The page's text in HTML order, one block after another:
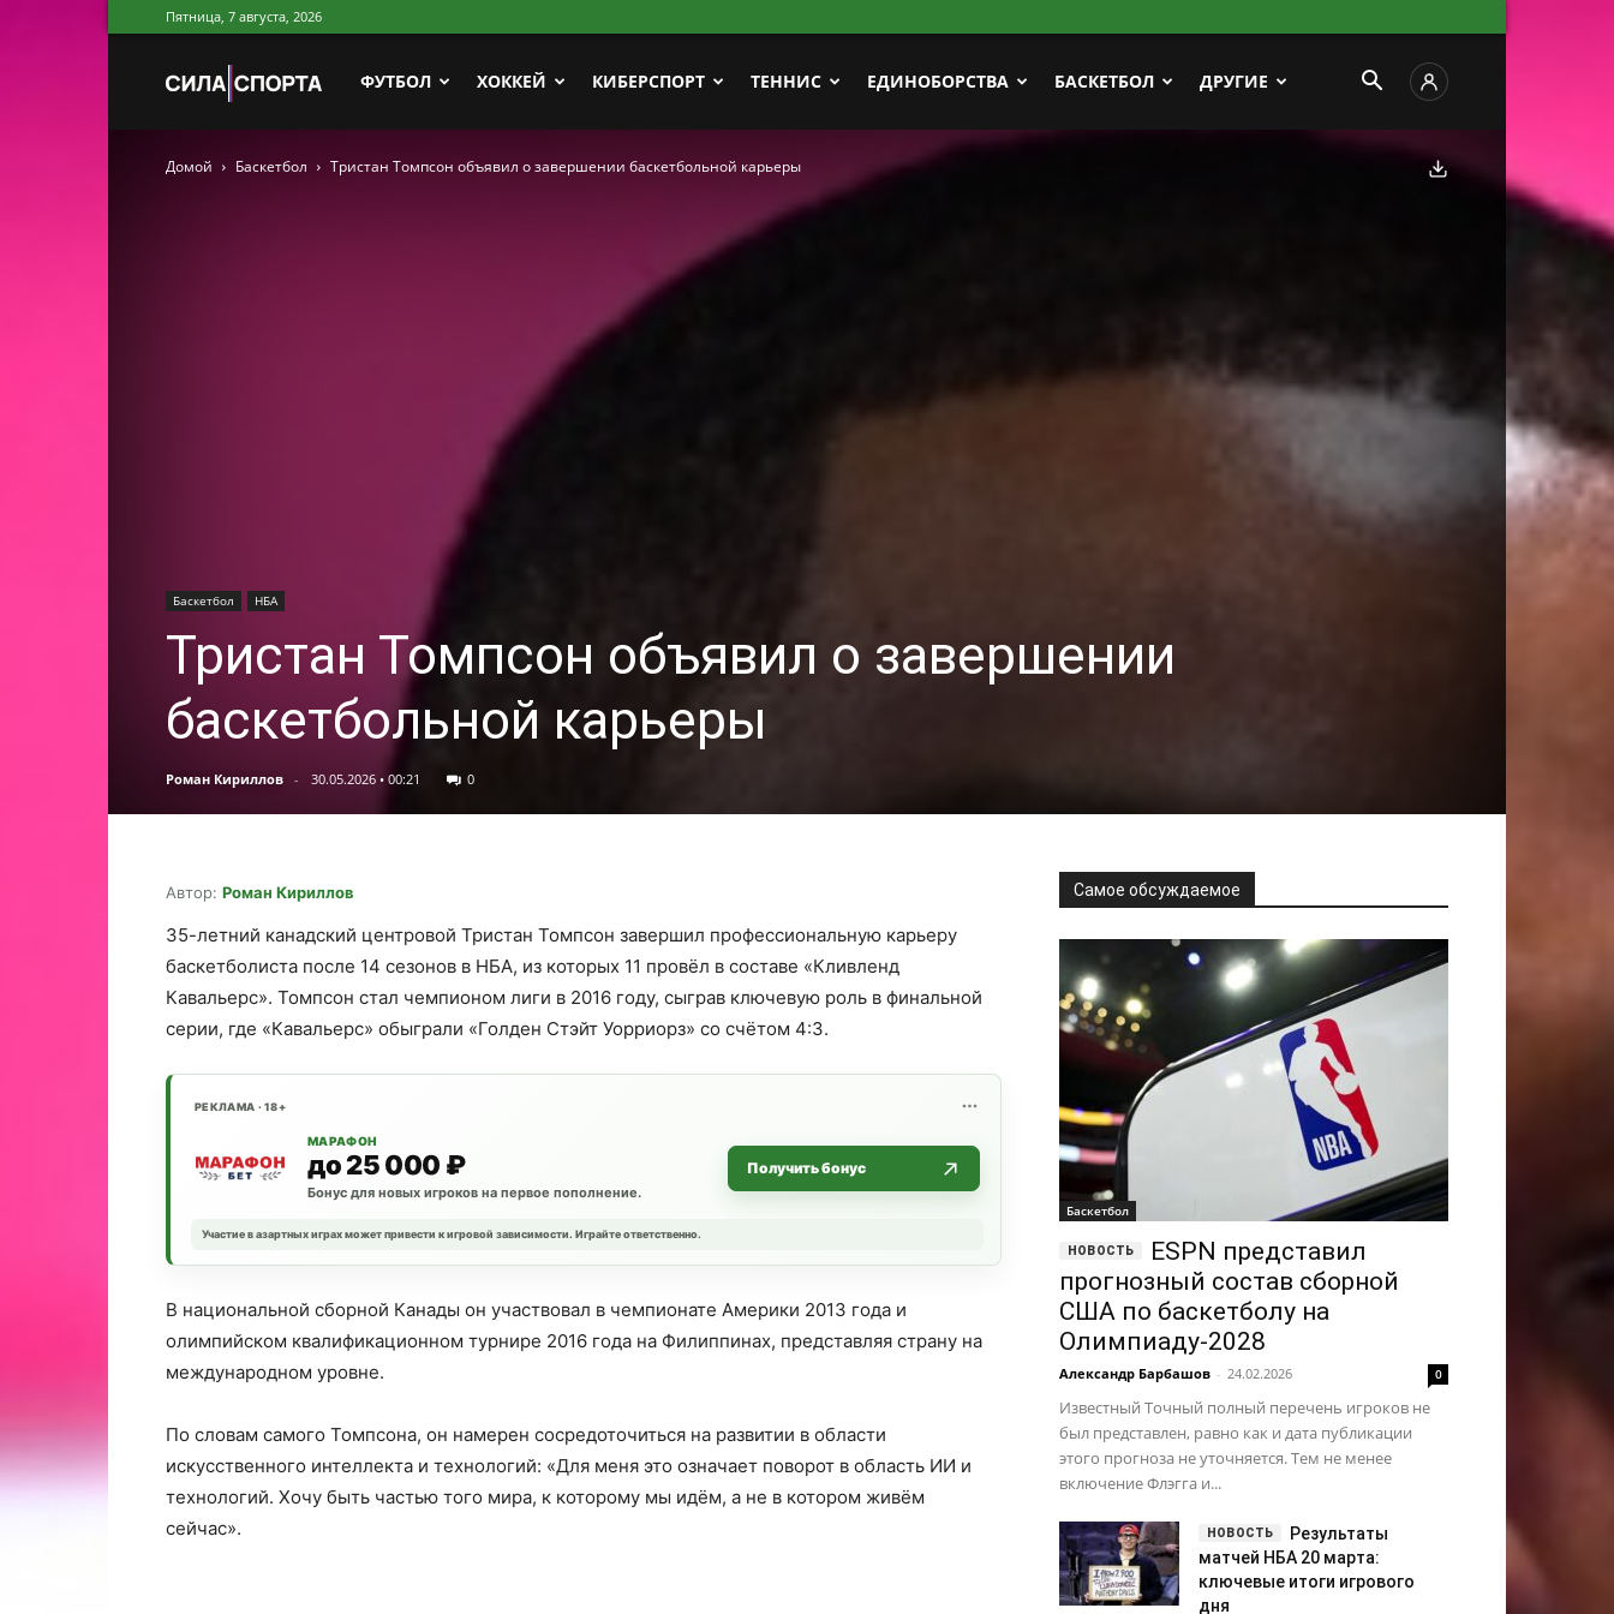
Пятница, 7 августа, 2026
Сила
Спорта
ФУТБОЛ ХОККЕЙ КИБЕРСПОРТ ТЕННИС ЕДИНОБОРСТВА БАСКЕТБОЛ ДРУГИЕ
Домой Баскетбол Тристан Томпсон объявил о завершении баскетбольной карьеры
Баскетбол НБА
Тристан Томпсон объявил о завершении
баскетбольной карьеры
Роман Кириллов - 30.05.2026 • 00:21 0
Скачать фото
Автор: Роман Кириллов
35-летний канадский центровой Тристан Томпсон завершил профессиональную карьеру
баскетболиста после 14 сезонов в НБА, из которых 11 провёл в составе «Кливленд
Кавальерс». Томпсон стал чемпионом лиги в 2016 году, сыграв ключевую роль в финальной
серии, где «Кавальерс» обыграли «Голден Стэйт Уорриорз» со счётом 4:3.
РЕКЛАМА · 18+
МАРАФОН
до 25 000 ₽
Бонус для новых игроков на первое пополнение.
Получить бонус
Участие в азартных играх может привести к игровой зависимости. Играйте ответственно.
В национальной сборной Канады он участвовал в чемпионате Америки 2013 года и
олимпийском квалификационном турнире 2016 года на Филиппинах, представляя страну на
международном уровне.
По словам самого Томпсона, он намерен сосредоточиться на развитии в области
искусственного интеллекта и технологий: «Для меня это означает поворот в область ИИ и
технологий. Хочу быть частью того мира, к которому мы идём, а не в котором живём
сейчас».
Самое обсуждаемое
Баскетбол
ESPN представил
прогнозный состав сборной
США по баскетболу на
Олимпиаду-2028
Александр Барбашов - 24.02.2026 0
Известный Точный полный перечень игроков не
был представлен, равно как и дата публикации
этого прогноза не уточняется. Тем не менее
включение Флэгга и...
Результаты
матчей НБА 20 марта:
ключевые итоги игрового
дня